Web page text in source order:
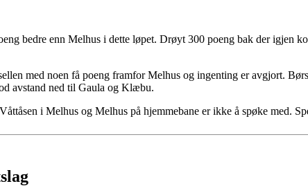
bedre enn Melhus i dette løpet. Drøyt 300 poeng bak der igjen
med noen få poeng framfor Melhus og ingenting er avgjort.
avstand ned til Gaula og Klæbu.
i Melhus og Melhus på hjemmebane er ikke å spøke med.